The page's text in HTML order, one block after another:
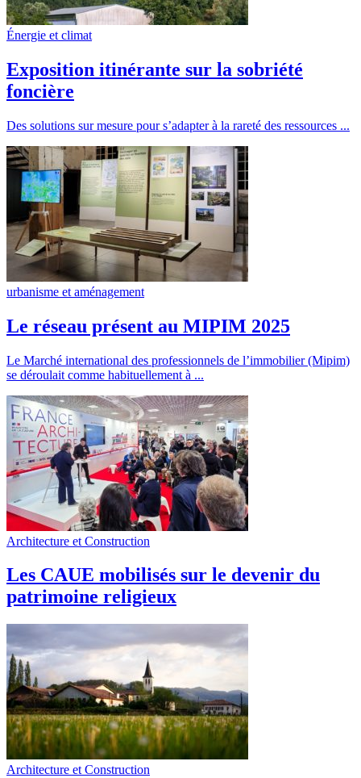
Énergie et climat
Exposition itinérante sur la sobriété
foncière
Des solutions sur mesure pour s’adapter à la rareté des ressources ...
urbanisme et aménagement
Le réseau présent au MIPIM 2025
Le Marché international des professionnels de l’immobilier (Mipim)
se déroulait comme habituellement à ...
Architecture et Construction
Les CAUE mobilisés sur le devenir du
patrimoine religieux
Architecture et Construction